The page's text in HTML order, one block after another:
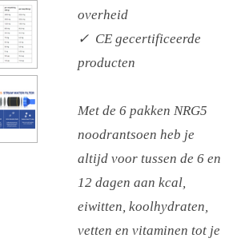
overheid
✓ CE gecertificeerde
producten
Met de 6 pakken NRG5
noodrantsoen heb je
altijd voor tussen de 6 en
12 dagen aan kcal,
eiwitten, koolhydraten,
vetten en vitaminen tot je